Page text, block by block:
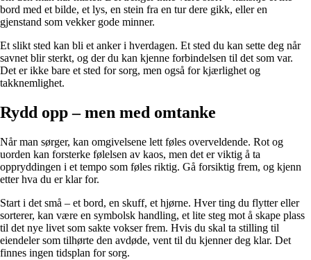
bord med et bilde, et lys, en stein fra en tur dere gikk, eller en
gjenstand som vekker gode minner.
Et slikt sted kan bli et anker i hverdagen. Et sted du kan sette deg når
savnet blir sterkt, og der du kan kjenne forbindelsen til det som var.
Det er ikke bare et sted for sorg, men også for kjærlighet og
takknemlighet.
Rydd opp – men med omtanke
Når man sørger, kan omgivelsene lett føles overveldende. Rot og
uorden kan forsterke følelsen av kaos, men det er viktig å ta
oppryddingen i et tempo som føles riktig. Gå forsiktig frem, og kjenn
etter hva du er klar for.
Start i det små – et bord, en skuff, et hjørne. Hver ting du flytter eller
sorterer, kan være en symbolsk handling, et lite steg mot å skape plass
til det nye livet som sakte vokser frem. Hvis du skal ta stilling til
eiendeler som tilhørte den avdøde, vent til du kjenner deg klar. Det
finnes ingen tidsplan for sorg.